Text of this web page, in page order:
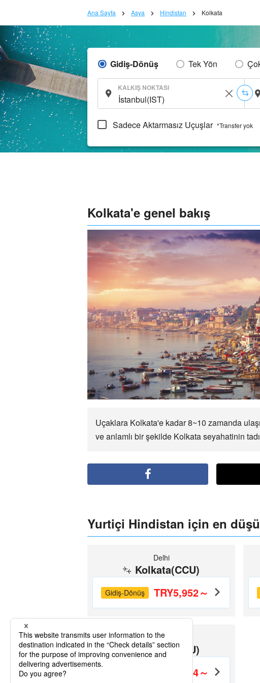
Ana Sayfa Asya Hindistan Kolkata
Gidiş-Dönüş Tek Yön
KALKIŞ NOKTASI
Sadece Aktarmasız Uçuşlar *Transfer yok
Kolkata'e genel bakış
Uçaklara Kolkata'e kadar 8~10 zamanda
ve anlamlı bir şekilde Kolkata seyahatinin
Yurtiçi Hindistan için en
Delhi
Kolkata(CCU)
Gidiş-Dönüş TRY5,952～
Bangalore
Kolkata(CCU)
TRY6,184～